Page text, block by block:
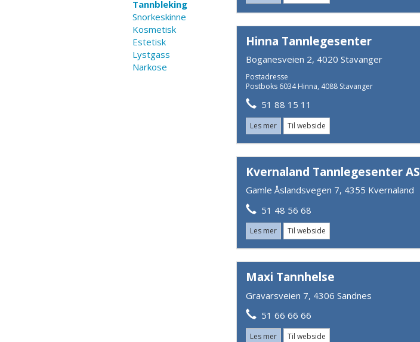
Tannbleking
Snorkeskinne
Kosmetisk
Estetisk
Lystgass
Narkose
Hinna Tannlegesenter
Boganesveien 2, 4020 Stavanger
Postadresse
Postboks 6034 Hinna, 4088 Stavanger
51 88 15 11
Les mer Til webside
Kvernaland Tannlegesenter AS
Gamle Åslandsvegen 7, 4355 Kvernaland
51 48 56 68
Les mer Til webside
Maxi Tannhelse
Gravarsveien 7, 4306 Sandnes
51 66 66 66
Les mer Til webside